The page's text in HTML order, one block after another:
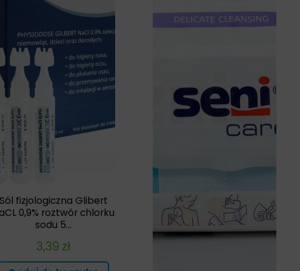
fizjologiczna Glibert
0,9% roztwór chlorku
sodu 5...
3,39 zł